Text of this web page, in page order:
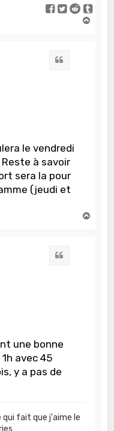
le vendredi
à savoir
sera la pour
(jeudi et
une bonne
avec 45
y a pas de
fait que j'aime le